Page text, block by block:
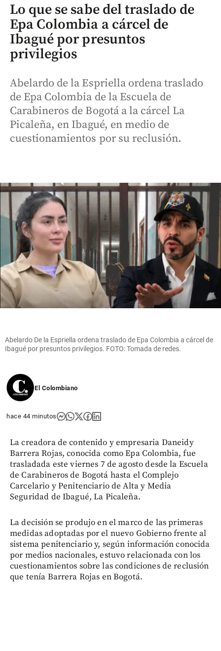
Lo que se sabe del traslado de
Epa Colombia a cárcel de
Ibagué por presuntos
privilegios
Abelardo de la Espriella ordena traslado
de Epa Colombia de la Escuela de
Carabineros de Bogotá a la cárcel La
Picaleña, en Ibagué, en medio de
cuestionamientos por su reclusión.
Abelardo De la Espriella ordena traslado de Epa Colombia a cárcel de
Ibagué por presuntos privilegios. FOTO: Tomada de redes.
El Colombiano
hace 44 minutos
La creadora de contenido y empresaria Daneidy
Barrera Rojas, conocida como Epa Colombia, fue
trasladada este viernes 7 de agosto desde la Escuela
de Carabineros de Bogotá hasta el Complejo
Carcelario y Penitenciario de Alta y Media
Seguridad de Ibagué, La Picaleña.
La decisión se produjo en el marco de las primeras
medidas adoptadas por el nuevo Gobierno frente al
sistema penitenciario y, según información conocida
por medios nacionales, estuvo relacionada con los
cuestionamientos sobre las condiciones de reclusión
que tenía Barrera Rojas en Bogotá.